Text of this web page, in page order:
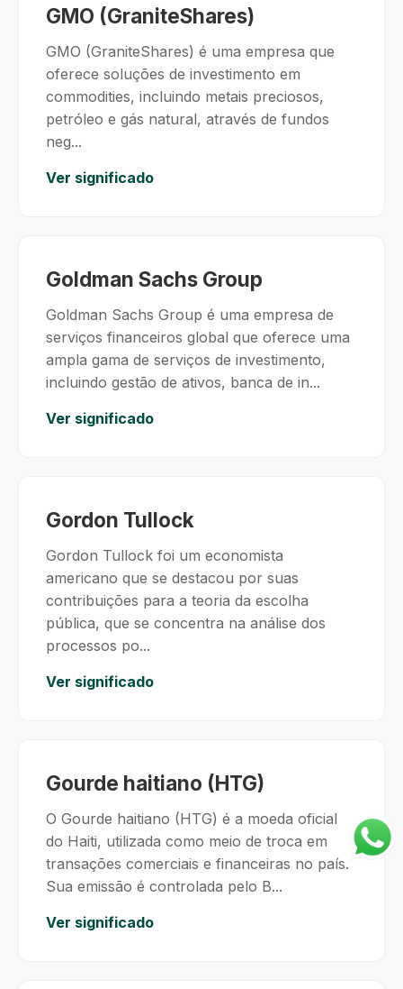
GMO (GraniteShares)
GMO (GraniteShares) é uma empresa que
oferece soluções de investimento em
commodities, incluindo metais preciosos,
petróleo e gás natural, através de fundos
neg...
Ver significado
Goldman Sachs Group
Goldman Sachs Group é uma empresa de
serviços financeiros global que oferece uma
ampla gama de serviços de investimento,
incluindo gestão de ativos, banca de in...
Ver significado
Gordon Tullock
Gordon Tullock foi um economista
americano que se destacou por suas
contribuições para a teoria da escolha
pública, que se concentra na análise dos
processos po...
Ver significado
Gourde haitiano (HTG)
O Gourde haitiano (HTG) é a moeda oficial
do Haiti, utilizada como meio de troca em
transações comerciais e financeiras no país.
Sua emissão é controlada pelo B...
Ver significado